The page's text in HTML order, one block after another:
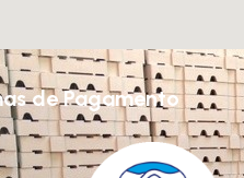
de Pagamento